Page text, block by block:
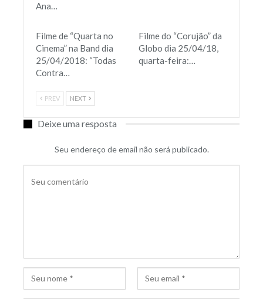
Ana…
Filme de “Quarta no
Cinema” na Band dia
25/04/2018: “Todas
Contra…
Filme do “Corujão” da
Globo dia 25/04/18,
quarta-feira:…
PREV NEXT
Deixe uma resposta
Seu endereço de email não será publicado.